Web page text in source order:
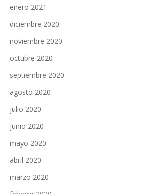
enero 2021
diciembre 2020
noviembre 2020
octubre 2020
septiembre 2020
agosto 2020
julio 2020
junio 2020
mayo 2020
abril 2020
marzo 2020